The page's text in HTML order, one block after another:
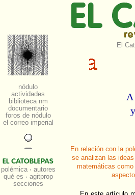
El
En relación con la
se analizan las
matemáticas